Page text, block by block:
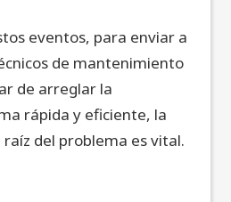
eventos, para enviar a
de mantenimiento
de arreglar la
rápida y eficiente, la
del problema es vital.